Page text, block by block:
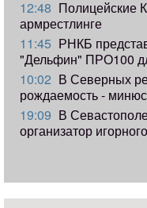
12:48 Полицейские
армрестлинге
11:45 РНКБ
"Дельфин" ПРО100
10:02 В Северных
рождаемость -
19:09 В
организатор